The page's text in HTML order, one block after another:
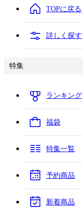
TOPに戻る
詳しく探す
特集
ランキング
福袋
特集一覧
予約商品
新着商品